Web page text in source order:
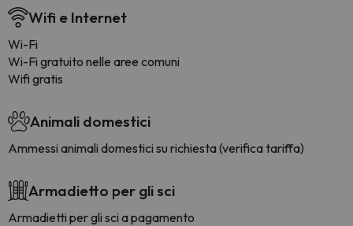
Wifi e Internet
Wi-Fi
Wi-Fi gratuito nelle aree comuni
Wifi gratis
Animali domestici
Ammessi animali domestici su richiesta (verifica tariffa)
Armadietto per gli sci
Armadietti per gli sci a pagamento